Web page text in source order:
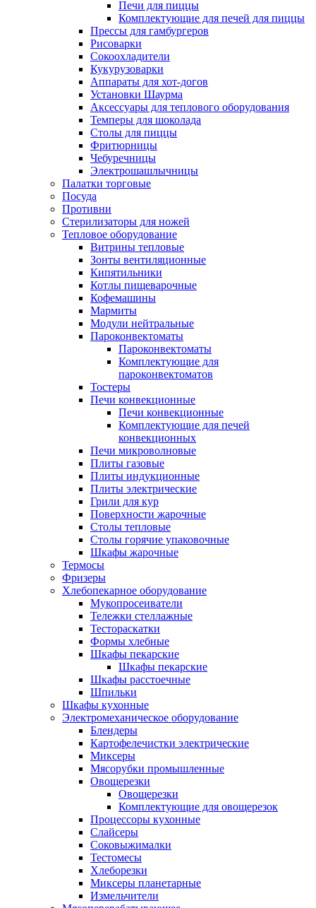
Печи для пиццы
Комплектующие для печей для пиццы
Прессы для гамбургеров
Рисоварки
Сокоохладители
Кукурузоварки
Аппараты для хот-догов
Установки Шаурма
Аксессуары для теплового оборудования
Темперы для шоколада
Столы для пиццы
Фритюрницы
Чебуречницы
Электрошашлычницы
Палатки торговые
Посуда
Противни
Стерилизаторы для ножей
Тепловое оборудование
Витрины тепловые
Зонты вентиляционные
Кипятильники
Котлы пищеварочные
Кофемашины
Мармиты
Модули нейтральные
Пароконвектоматы
Пароконвектоматы
Комплектующие для
пароконвектоматов
Тостеры
Печи конвекционные
Печи конвекционные
Комплектующие для печей
конвекционных
Печи микроволновые
Плиты газовые
Плиты индукционные
Плиты электрические
Грили для кур
Поверхности жарочные
Столы тепловые
Столы горячие упаковочные
Шкафы жарочные
Термосы
Фризеры
Хлебопекарное оборудование
Мукопросеиватели
Тележки стеллажные
Тестораскатки
Формы хлебные
Шкафы пекарские
Шкафы пекарские
Шкафы расстоечные
Шпильки
Шкафы кухонные
Электромеханическое оборудование
Блендеры
Картофелечистки электрические
Миксеры
Мясорубки промышленные
Овощерезки
Овощерезки
Комплектующие для овощерезок
Процессоры кухонные
Слайсеры
Соковыжималки
Тестомесы
Хлеборезки
Миксеры планетарные
Измельчители